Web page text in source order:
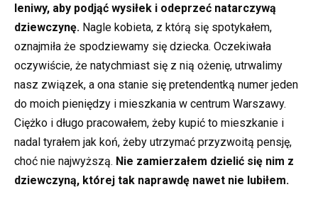
leniwy, aby podjąć wysiłek i odeprzeć natarczywą
dziewczynę. Nagle kobieta, z którą się spotykałem,
oznajmiła że spodziewamy się dziecka. Oczekiwała
oczywiście, że natychmiast się z nią ożenię, utrwalimy
nasz związek, a ona stanie się pretendentką numer jeden
do moich pieniędzy i mieszkania w centrum Warszawy.
Ciężko i długo pracowałem, żeby kupić to mieszkanie i
nadal tyrałem jak koń, żeby utrzymać przyzwoitą pensję,
choć nie najwyższą. Nie zamierzałem dzielić się nim z
dziewczyną, której tak naprawdę nawet nie lubiłem.